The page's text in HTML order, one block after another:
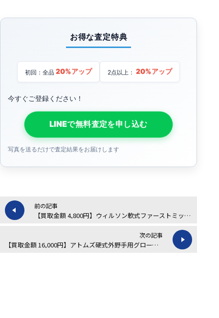
お得な査定特典
初回：全品20%アップ 2点以上：20%アップ
今すぐご登録ください！
LINEで無料査定を申し込む
写真を送るだけで査定結果をお届けします
前の記事
【買取金額 4,800円】ウィルソン軟式ファーストミットの買取実績
次の記事
【買取金額 16,000円】アトムズ硬式外野手用グローブの買取実績